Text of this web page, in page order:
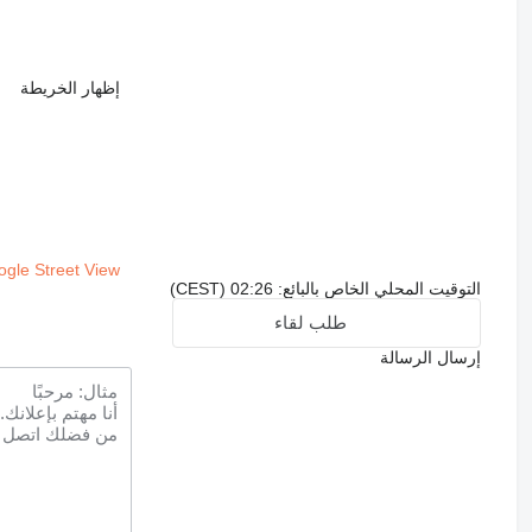
إظهار الخريطة
Street View
التوقيت المحلي الخاص بالبائع: 02:26 (CEST)
طلب لقاء
إرسال الرسالة